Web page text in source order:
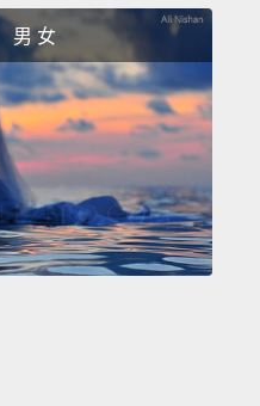
小孩去當醫生？」
people's money,
that is the
用問嗎!你就是不懂
男 女